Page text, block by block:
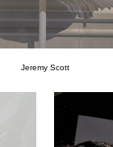
Jeremy Scott